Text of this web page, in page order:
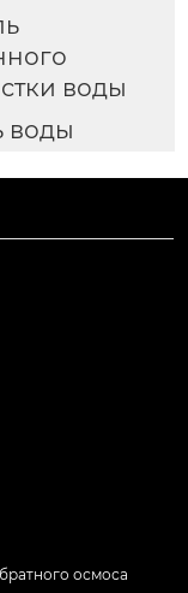
воды
воды
осмоса